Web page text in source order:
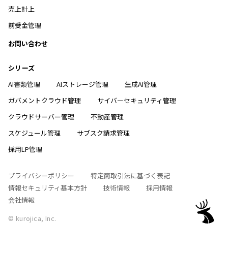
売上計上
前受金管理
お問い合わせ
シリーズ
AI書類管理
AIストレージ管理
生成AI管理
ガバメントクラウド管理
サイバーセキュリティ管理
クラウドサーバー管理
不動産管理
スケジュール管理
サブスク請求管理
採用LP管理
プライバシーポリシー
特定商取引法に基づく表記
情報セキュリティ基本方針
技術情報
採用情報
会社情報
© kurojica, Inc.